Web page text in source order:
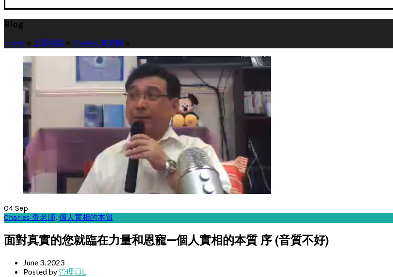
Blog
Home » 上課演講 » Charles 查老師 »
04 Sep
Charles 查老師, 個人實相的本質
面對真實的您就臨在力量和恩寵—個人實相的本質 序 (音質不好)
June 3, 2023
Posted by管理員L